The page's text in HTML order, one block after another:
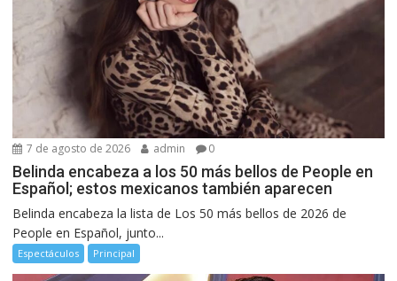
7 de agosto de 2026 admin 0
Belinda encabeza a los 50 más bellos de People en
Español; estos mexicanos también aparecen
Belinda encabeza la lista de Los 50 más bellos de 2026 de
People en Español, junto...
Espectáculos Principal